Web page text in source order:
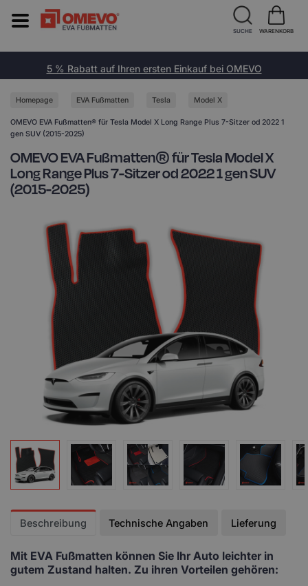
5 % Rabatt auf Ihren ersten Einkauf bei OMEVO
Homepage EVA Fußmatten Tesla Model X
OMEVO EVA Fußmatten® für Tesla Model X Long Range Plus 7-Sitzer od 2022 1
gen SUV (2015-2025)
OMEVO EVA Fußmatten® für Tesla Model X
Long Range Plus 7-Sitzer od 2022 1 gen SUV
(2015-2025)
Beschreibung Technische Angaben Lieferung
Mit EVA Fußmatten können Sie Ihr Auto leichter in
gutem Zustand halten. Zu ihren Vorteilen gehören:
SUCHE WARENKORB